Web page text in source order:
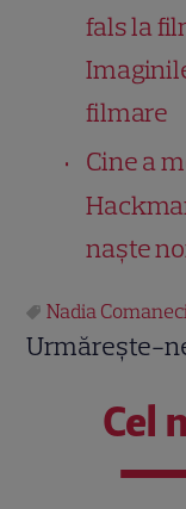
fals la
filmare
Cine a
naște
Nadia Comaneci
Urmărește-
Cel